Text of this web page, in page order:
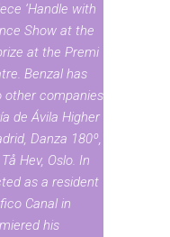
‘Handle with
Show at the
at the Premi
Benzal has
other companies
de Ávila Higher
Danza 180º,
Hev, Oslo. In
as a resident
Canal in
his